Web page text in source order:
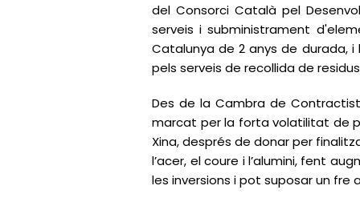
del Consorci Català pel
serveis i subministrament
Catalunya de 2 anys de durada, i
pels serveis de recollida de
Des de la Cambra de
marcat per la forta volatilitat de
Xina, després de donar per
l’acer, el coure i l’alumini, fent
les inversions i pot suposar un fre